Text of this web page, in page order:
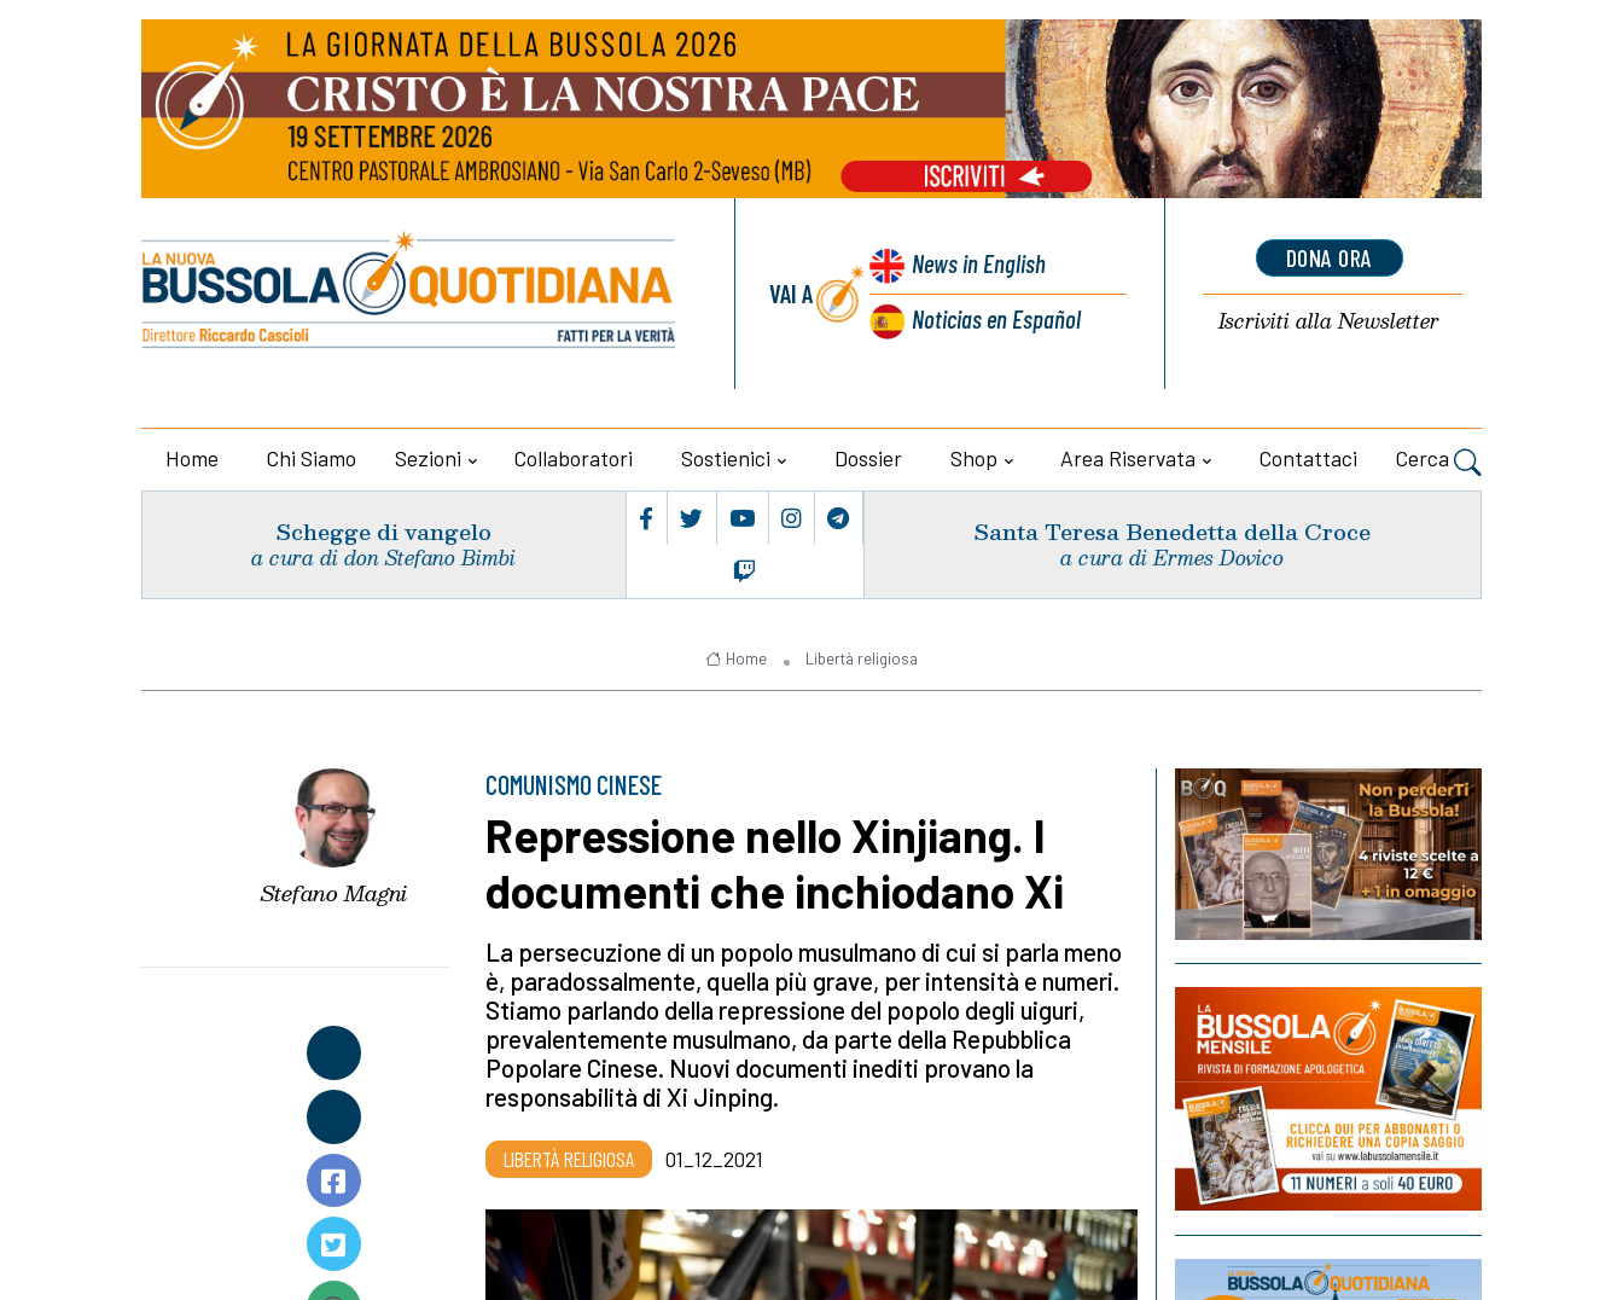
VAI A
Newsin English
Noticiasen Español
DONA ORA
Iscriviti allaNewsletter
Home Chi Siamo Sezioni Collaboratori Sostienici Dossier Shop Area Riservata Contattaci Cerca
Schegge di vangelo
a cura di don Stefano Bimbi
Santa Teresa Benedetta della Croce
a cura di Ermes Dovico
Home Libertà religiosa
Stefano Magni
COMUNISMO CINESE
Repressione nello Xinjiang. I
documenti che inchiodano Xi
La persecuzione di un popolo musulmano di cui si parla meno
è, paradossalmente, quella più grave, per intensità e numeri.
Stiamo parlando della repressione del popolo degli uiguri,
prevalentemente musulmano, da parte della Repubblica
Popolare Cinese. Nuovi documenti inediti provano la
responsabilità di Xi Jinping.
LIBERTÀ RELIGIOSA 01_12_2021